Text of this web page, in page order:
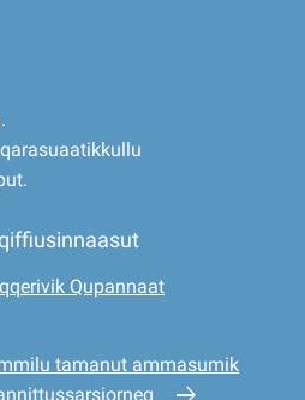
Qupannaat
tamanut ammasumik